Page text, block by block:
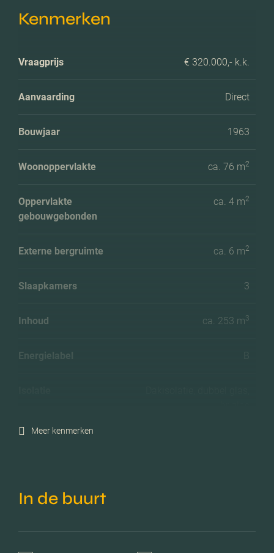
Kenmerken
Vraagprijs € 320.000,- k.k.
Aanvaarding Direct
Bouwjaar 1963
Woonoppervlakte ca. 76 m2
Oppervlakte
gebouwgebonden
ca. 4 m2
Externe bergruimte ca. 6 m2
Slaapkamers 3
Inhoud ca. 253 m3
Energielabel B
Meer kenmerken
In de buurt